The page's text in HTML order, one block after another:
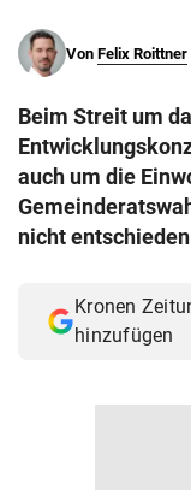
search
eingeben
Von Felix Roittner
Beim Streit um
auch um die
nicht
Kronen
hinzufügen